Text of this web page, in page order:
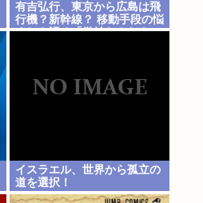
有吉弘行、東京から広島は飛
行機？新幹線？ 移動手段の悩
ましさ語る「微妙なんだよ
イスラエル、世界から孤立の
道を選択！